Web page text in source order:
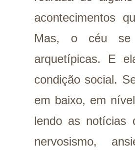
acontecimentos
Mas, o céu se
arquetípicas. E
condição social.
em baixo, em
lendo as notícias
nervosismo,